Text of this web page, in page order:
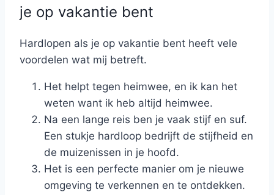
je op vakantie bent
Hardlopen als je op vakantie bent heeft vele
voordelen wat mij betreft.
Het helpt tegen heimwee, en ik kan het
weten want ik heb altijd heimwee.
Na een lange reis ben je vaak stijf en suf.
Een stukje hardloop bedrijft de stijfheid en
de muizenissen in je hoofd.
Het is een perfecte manier om je nieuwe
omgeving te verkennen en te ontdekken.